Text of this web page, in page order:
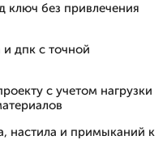
ключ без привлечения
дпк с точной
с учетом нагрузки
настила и примыканий к